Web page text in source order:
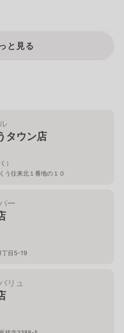
と見る
タウン店
）
う往来北１番地の１０
ー
丁目5-19
リュ